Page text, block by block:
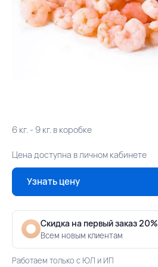
6 кг. - 9 кг. в коробке
Цена доступна в личном кабинете
Узнать цену
Скидка на первый заказ 20%
Всем новым клиентам
Работаем только с ЮЛ и ИП